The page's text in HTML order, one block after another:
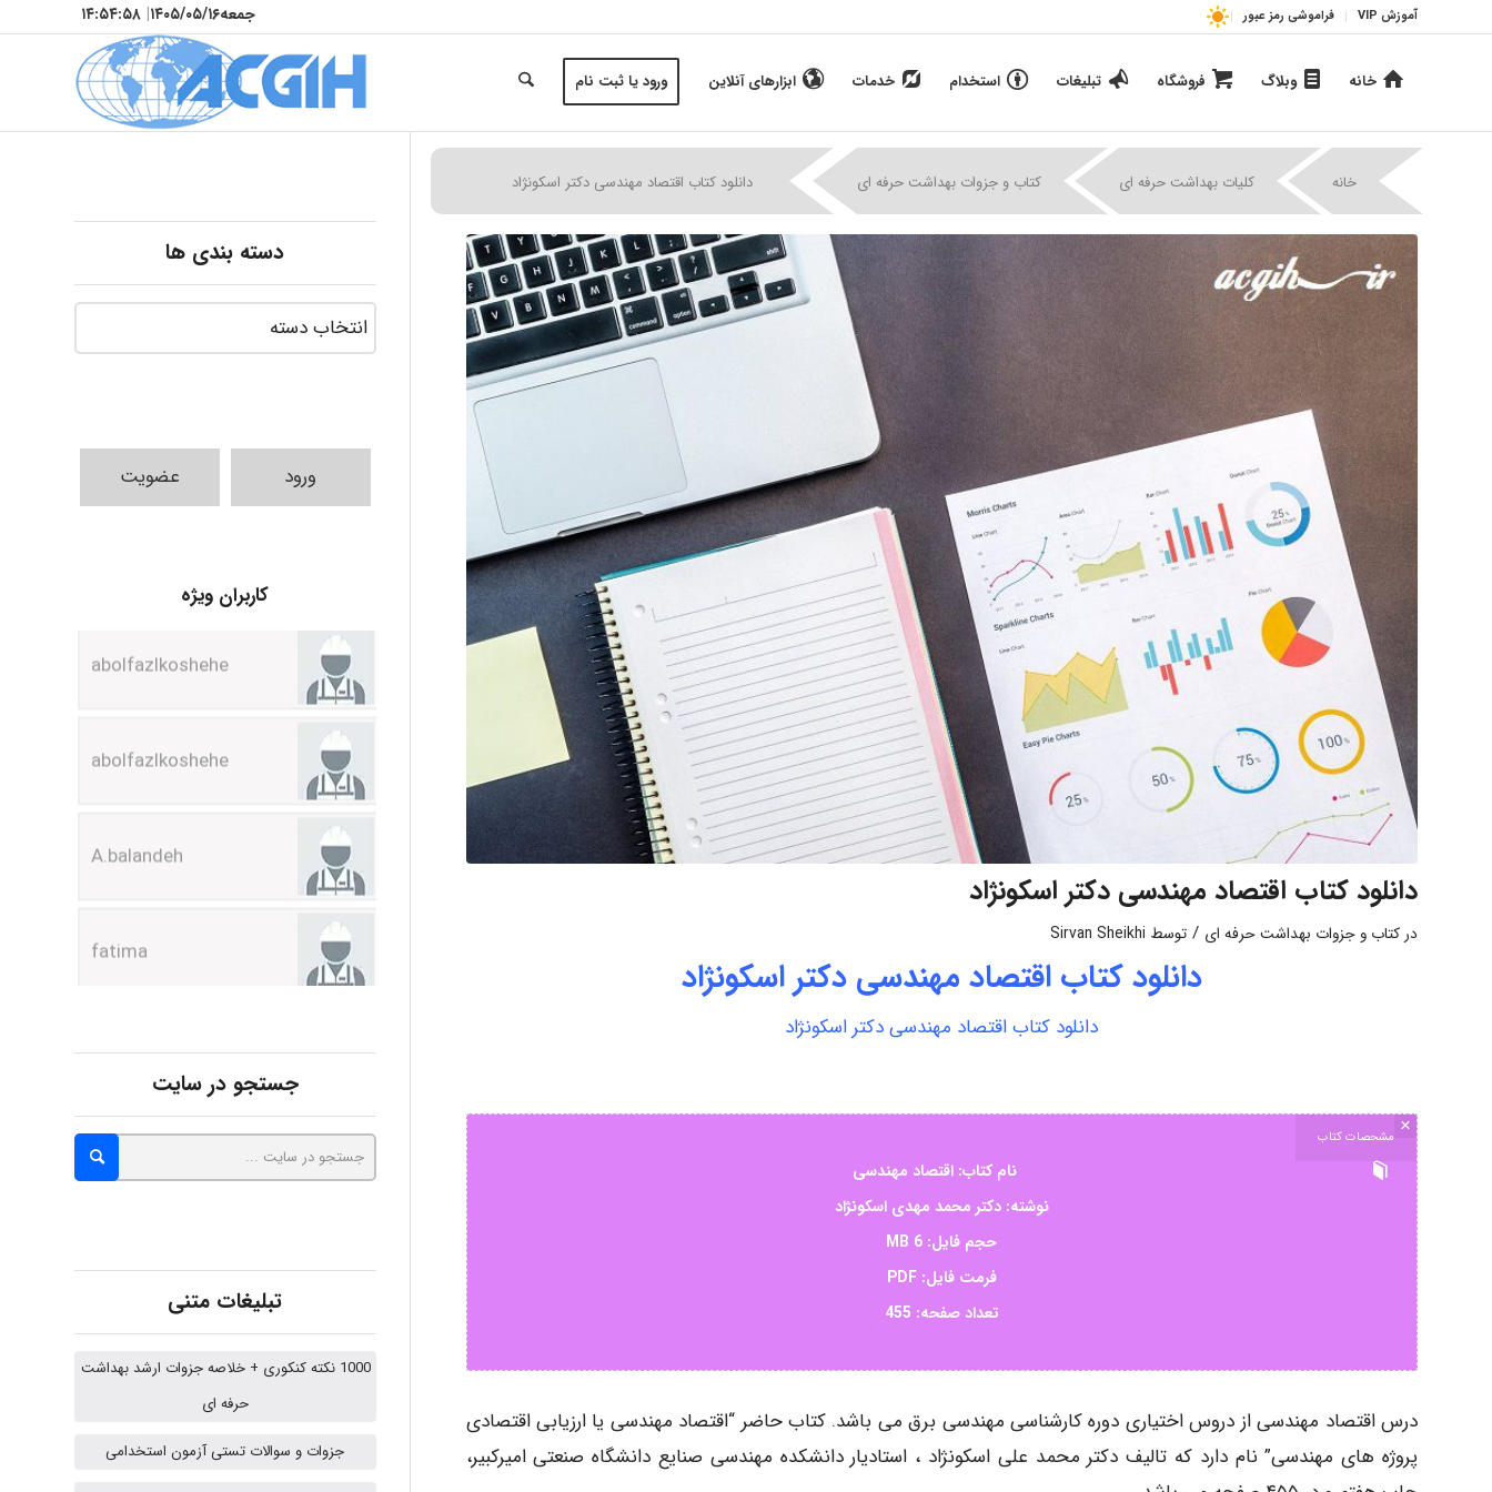
آموزش VIP فراموشی رمز عبور جمعه۱۴۰۵/۰۵/۱۶| ۱۴:۵۴:۵۹
خانه وبلاگ فروشگاه تبلیغات استخدام خدمات ابزارهای آنلاین ورود یا ثبت نام
خانه کلیات بهداشت حرفه ای | کتاب و جزوات بهداشت حرفه ای دانلود کتاب اقتصاد مهندسی دکتر اسکونژاد
دانلود کتاب اقتصاد مهندسی دکتر اسکونژاد
در کتاب و جزوات بهداشت حرفه ای / توسط Sirvan Sheikhi
دانلود کتاب اقتصاد مهندسی دکتر اسکونژاد
دانلود کتاب اقتصاد مهندسی دکتر اسکونژاد
مشحصات کتاب
نام کتاب: اقتصاد مهندسی
نوشته: دکتر محمد مهدی اسکونژاد
حجم فایل: 6 MB
فرمت فایل: PDF
تعداد صفحه: 455
×
درس اقتصاد مهندسی از دروس اختیاری دوره کارشناسی مهندسی برق می باشد. کتاب حاضر “اقتصاد مهندسی یا ارزیابی اقتصادی
پروژه های مهندسی” نام دارد که تالیف دکتر محمد علی اسکونژاد ، استادیار دانشکده مهندسی صنایع دانشگاه صنعتی امیرکبیر،
دسته بندی ها
ورود عضویت
کاربران ویژه
abolfazlkoshehe
A.balandeh
fatima
Jafar Tym
aghajari vahid
Poubakhtiari
hosein abdolvand
جستجو در سایت
تبلیغات متنی
1000 نکته کنکوری + خلاصه جزوات ارشد بهداشت
حرفه ای
جزوات و سوالات تستی آزمون استخدامی